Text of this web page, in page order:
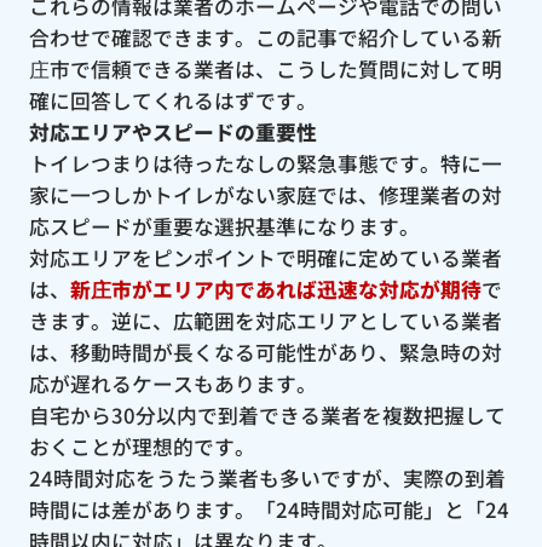
合わせで確認できます。この記事で紹介している新
庄市で信頼できる業者は、こうした質問に対して明
確に回答してくれるはずです。
対応エリアやスピードの重要性
トイレつまりは待ったなしの緊急事態です。特に一
家に一つしかトイレがない家庭では、修理業者の対
応スピードが重要な選択基準になります。
対応エリアをピンポイントで明確に定めている業者
は、 新庄市がエリア内であれば迅速な対応が期待で
きます。逆に、広範囲を対応エリアとしている業者
は、移動時間が長くなる可能性があり、緊急時の対
応が遅れるケースもあります。
自宅から30分以内で到着できる業者を複数把握して
おくことが理想的です。
24時間対応をうたう業者も多いですが、実際の到着
時間には差があります。「24時間対応可能」と「24
時間以内に対応」は異なります。